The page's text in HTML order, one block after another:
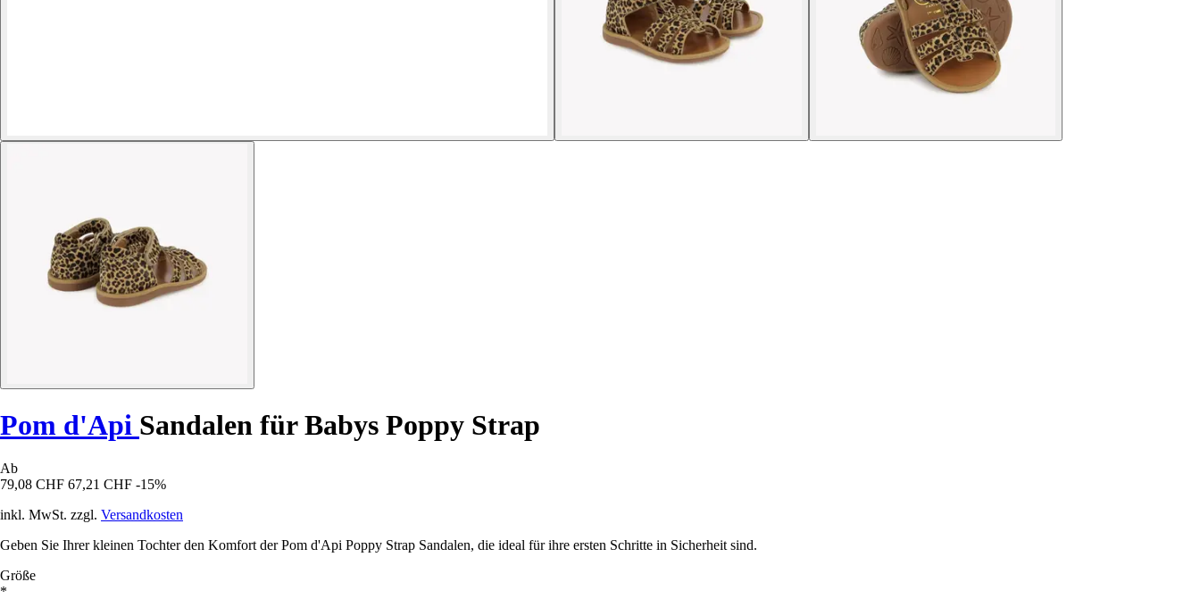
Pom d'Api Sandalen für Babys Poppy Strap
Ab
79,08 CHF 67,21 CHF -15%
inkl. MwSt. zzgl. Versandkosten
Geben Sie Ihrer kleinen Tochter den Komfort der Pom d'Api Poppy Strap Sandalen, die ideal für ihre ersten Schritte in Sicherheit sind.
Größe
*